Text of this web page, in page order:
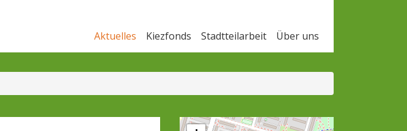
Aktuelles Kiezfonds Stadtteilarbeit Über uns